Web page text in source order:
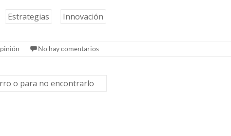
Estrategias Innovación
No hay comentarios
o para no encontrarlo